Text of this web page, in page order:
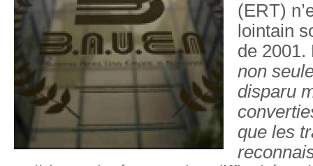
(ERT)
lointain
de
non
disparu
que les